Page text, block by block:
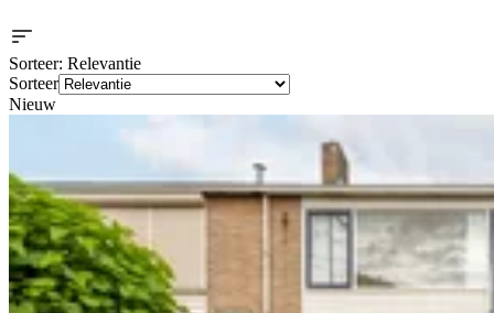
Sorteer: Relevantie
Sorteer
Nieuw